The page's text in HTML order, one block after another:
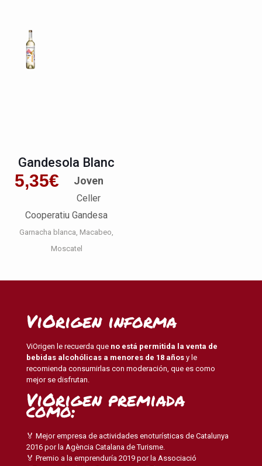
Gandesola Blanc
5,35€ Joven
Celler
Cooperatiu Gandesa
Garnacha blanca Macabeo
Moscatel
ViOrigen informa
ViOrigen le recuerda que no está permitida la venta de
bebidas alcohólicas a menores de 18 años y le
recomienda consumirlas con moderación, que es como
mejor se disfrutan.
ViOrigen premiada
como:
🏅 Mejor empresa de actividades enoturísticas de Catalunya
2016 por la Agència Catalana de Turisme.
🏅 Premio a la emprenduría 2019 por la Associació